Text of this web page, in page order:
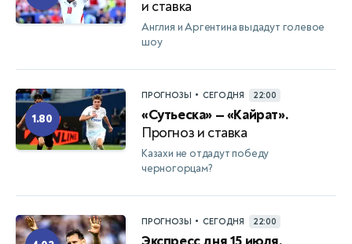
и ставка
Англия и Аргентина выдадут голевое
шоу
1.80
ПРОГНОЗЫ • СЕГОДНЯ 22:00
«Сутьеска» — «Кайрат».
Прогноз и ставка
Казахи не отдадут победу
черногорцам?
ПРОГНОЗЫ • СЕГОДНЯ 22:00